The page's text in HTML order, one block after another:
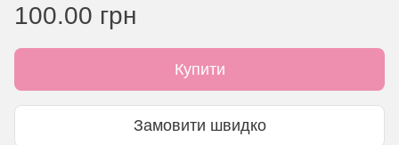
100.00 грн
Купити
Замовити швидко